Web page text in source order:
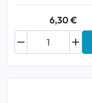
6,30 €

